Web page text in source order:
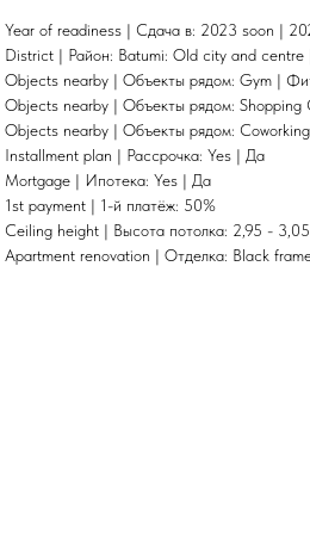
Year of readiness | Сдача в: 2023 soon |
District | Район: Batumi: Old city and centre
Objects nearby | Объекты рядом: Gym |
Objects nearby | Объекты рядом: Shopping
Objects nearby | Объекты рядом:
Installment plan | Рассрочка: Yes | Да
Mortgage | Ипотека: Yes | Да
1st payment | 1-й платёж: 50%
Ceiling height | Высота потолка: 2,95 - 3,05
Apartment renovation | Отделка: Black